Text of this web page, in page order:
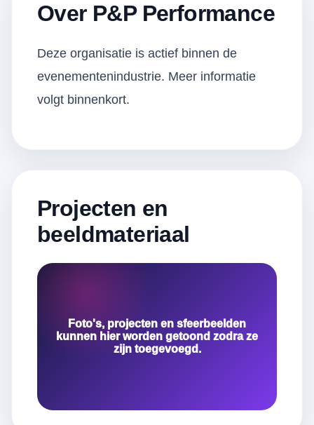
Over P&P Performance
Deze organisatie is actief binnen de
evenementenindustrie. Meer informatie
volgt binnenkort.
Projecten en
beeldmateriaal
Foto's, projecten en sfeerbeelden
kunnen hier worden getoond zodra ze
zijn toegevoegd.